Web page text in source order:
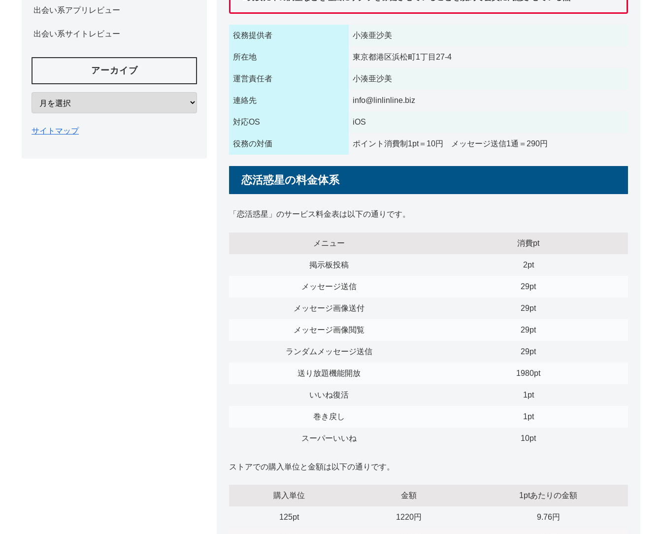
役務提供者 小湊亜沙美
所在地 東京都港区浜松町1丁目27-4
運営責任者 小湊亜沙美
連絡先 info@linlinline.biz
対応OS iOS
役務の対価 ポイント消費制1pt＝10円 メッセージ送信1通＝290円
恋活惑星の料金体系
「恋活惑星」のサービス料金表は以下の通りです。
メニュー 消費pt
掲示板投稿 2pt
メッセージ送信 29pt
メッセージ画像送付 29pt
メッセージ画像閲覧 29pt
ランダムメッセージ送信 29pt
送り放題機能開放 1980pt
いいね復活 1pt
巻き戻し 1pt
スーパーいいね 10pt
ストアでの購入単位と金額は以下の通りです。
購入単位 金額 1ptあたりの金額
125pt 1220円 9.76円
出会い系アプリレビュー
出会い系サイトレビュー
アーカイブ
サイトマップ